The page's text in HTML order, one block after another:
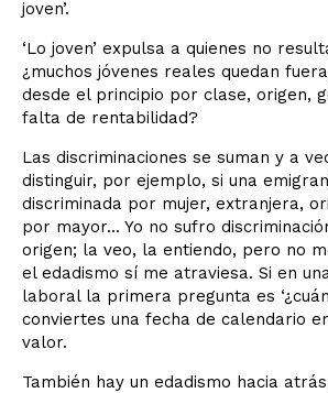
joven’.
‘Lo joven’ expulsa a quienes no
¿muchos jóvenes reales quedan
desde el principio por clase, origen,
falta de rentabilidad?
Las discriminaciones se suman y a
distinguir, por ejemplo, si una
discriminada por mujer, extranjera,
por mayor... Yo no sufro
origen; la veo, la entiendo, pero no
el edadismo sí me atraviesa. Si en
laboral la primera pregunta es
conviertes una fecha de calendario
valor.
También hay un edadismo hacia